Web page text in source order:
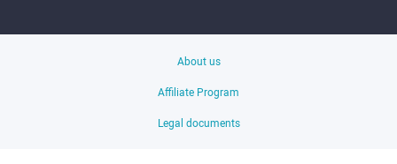
About us
Affiliate Program
Legal documents